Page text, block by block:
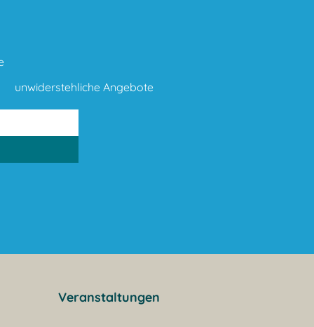
unwiderstehliche Angebote
Veranstaltungen